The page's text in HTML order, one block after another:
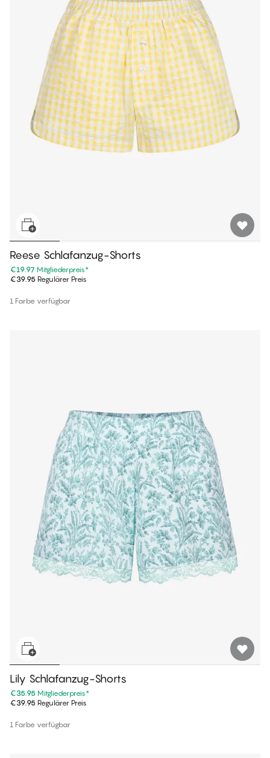
Reese Schlafanzug-Shorts
€19.97 Mitgliederpreis*
€39.95 Regulärer Preis
1 Farbe verfügbar
Lily Schlafanzug-Shorts
€35.95 Mitgliederpreis*
€39.95 Regulärer Preis
1 Farbe verfügbar